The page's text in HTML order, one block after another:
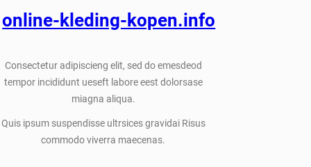
online-kleding-kopen.info
Consectetur adipiscieng elit, sed do emesdeod
tempor incididunt ueseft labore eest dolorsase
miagna aliqua.
Quis ipsum suspendisse ultrsices gravidai Risus
commodo viverra maecenas.